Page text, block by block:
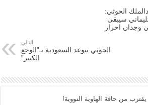
الحوثي:
سيبقى
وجدان احرار
التالي
الحوثي يتوعد السعودية بـ”الوجع
الكبير”
يقترب من حافة الهاوية النووية!